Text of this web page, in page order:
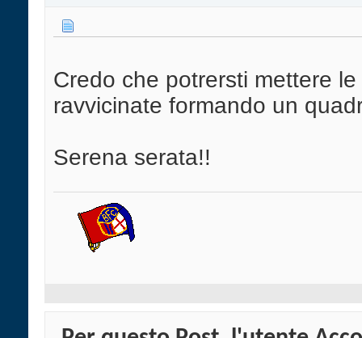
Credo che potrersti mettere
ravvicinate formando un
Serena serata!!